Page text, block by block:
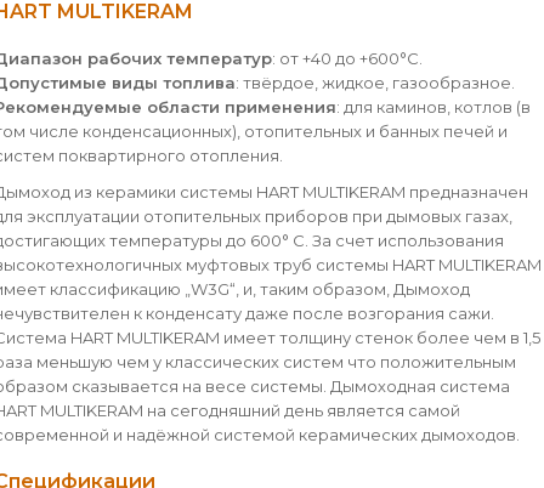
MULTIKERAM
рабочих температур: от +40 до +600°С.
виды топлива: твёрдое, жидкое, газообразное.
области применения: для каминов, котлов (в
числе конденсационных), отопительных и банных печей и
поквартирного отопления.
из керамики системы HART MULTIKERAM предназначен
эксплуатации отопительных приборов при дымовых газах,
температуры до 600° C. За счет использования
муфтовых труб системы HART MULTIKERAM
классификацию „W3G“, и, таким образом, Дымоход
к конденсату даже после возгорания сажи.
HART MULTIKERAM имеет толщину стенок более чем в 1,5
меньшую чем у классических систем что положительным
сказывается на весе системы. Дымоходная система
MULTIKERAM на сегодняшний день является самой
и надёжной системой керамических дымоходов.